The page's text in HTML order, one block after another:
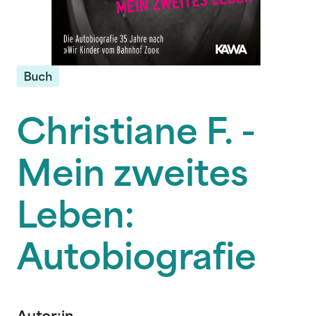
Buch
Christiane F. -
Mein zweites
Leben:
Autobiografie